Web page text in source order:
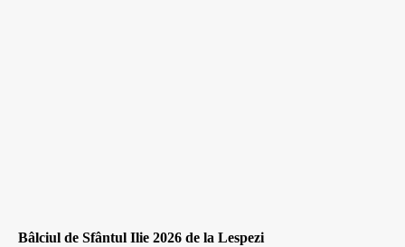
Bâlciul de Sfântul Ilie 2026 de la Lespezi